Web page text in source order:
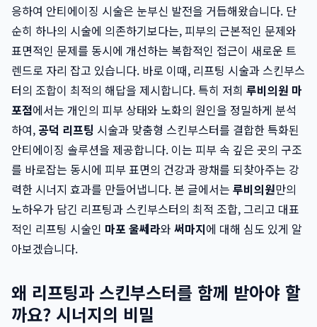
응하여 안티에이징 시술은 눈부신 발전을 거듭해왔습니다. 단
순히 하나의 시술에 의존하기보다는, 피부의 근본적인 문제와
표면적인 문제를 동시에 개선하는 복합적인 접근이 새로운 트
렌드로 자리 잡고 있습니다. 바로 이때, 리프팅 시술과 스킨부스
터의 조합이 최적의 해답을 제시합니다. 특히 저희 루비의원 마
포점에서는 개인의 피부 상태와 노화의 원인을 정밀하게 분석
하여, 공덕 리프팅 시술과 맞춤형 스킨부스터를 결합한 특화된
안티에이징 솔루션을 제공합니다. 이는 피부 속 깊은 곳의 구조
를 바로잡는 동시에 피부 표면의 건강과 광채를 되찾아주는 강
력한 시너지 효과를 만들어냅니다. 본 글에서는 루비의원만의
노하우가 담긴 리프팅과 스킨부스터의 최적 조합, 그리고 대표
적인 리프팅 시술인 마포 울쎄라와 써마지에 대해 심도 있게 알
아보겠습니다.
왜 리프팅과 스킨부스터를 함께 받아야 할
까요? 시너지의 비밀